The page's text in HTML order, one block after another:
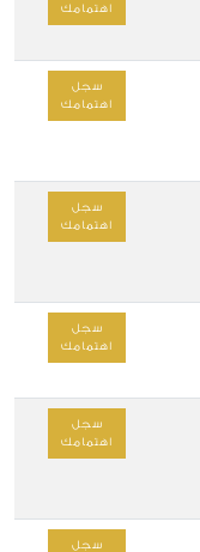
اهتمامك
سجل
اهتمامك
سجل
اهتمامك
سجل
اهتمامك
سجل
اهتمامك
سجل